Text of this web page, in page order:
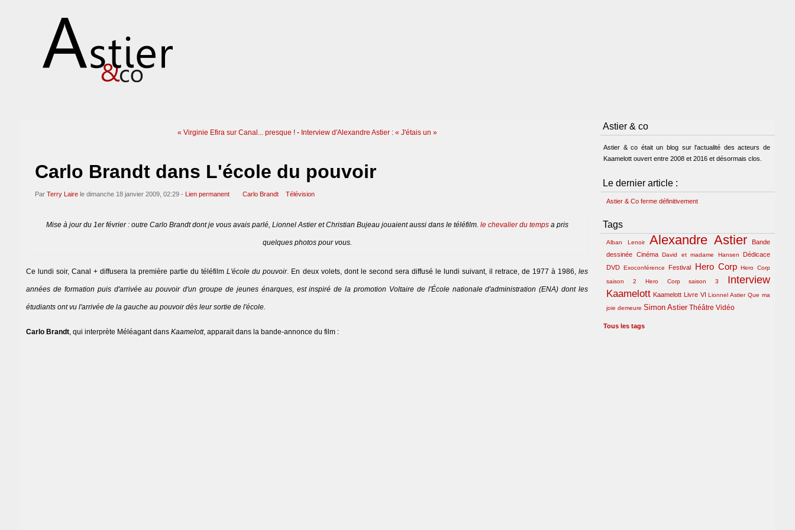
« Virginie Efira sur Canal... presque ! - Interview d'Alexandre Astier : « J'étais un »
Carlo Brandt dans L'école du pouvoir
Par Terry Laire le dimanche 18 janvier 2009, 02:29 - Lien permanent Carlo Brandt Télévision
Mise à jour du 1er février : outre Carlo Brandt dont je vous avais parlé, Lionnel Astier et Christian Bujeau jouaient aussi dans le téléfilm. le chevalier du tempsa pris
quelques photos pour vous.
Ce lundi soir, Canal + diffusera la première partie du téléfilmL'école du pouvoir. En deux volets, dont le second sera diffusé le lundi suivant, il retrace, de 1977 à 1986,les
années de formation puis d'arrivée au pouvoir d'un groupe de jeunes énarques, est inspiré de la promotion Voltaire de l'École nationale d'administration (ENA) dont les
étudiants ont vu l'arrivée de la gauche au pouvoir dès leur sortie de l'école.
Carlo Brandt, qui interprète Méléagant dans Kaamelott, apparait dans la bande-annonce du film :
Astier & co
Astier & co était un blog sur l'actualité des acteurs de
Kaamelott ouvert entre 2008 et 2016 et désormais clos.
Le dernier article :
Astier & Co ferme définitivement
Tags
Alban Lenoir Alexandre Astier
Bande
dessinée Cinéma David et madame Hansen
Dédicace
DVD Exoconférence Festival Hero Corp Hero Corp
saison 2 Hero Corp saison 3 Interview
Kaamelott Kaamelott Livre VI Lionnel Astier Que ma
joie demeure Simon Astier Théâtre Vidéo
Tous les tags